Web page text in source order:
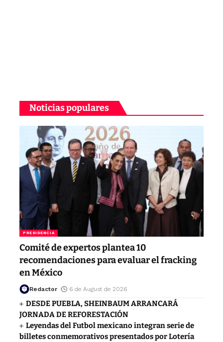
Noticias populares
PRESIDENCIA
Comité de expertos plantea 10
recomendaciones para evaluar el fracking
en México
Redactor 6 de August de 2026
DESDE PUEBLA, SHEINBAUM ARRANCARÁ
JORNADA DE REFORESTACIÓN
Leyendas del Futbol mexicano integran serie de
billetes conmemorativos presentados por Lotería